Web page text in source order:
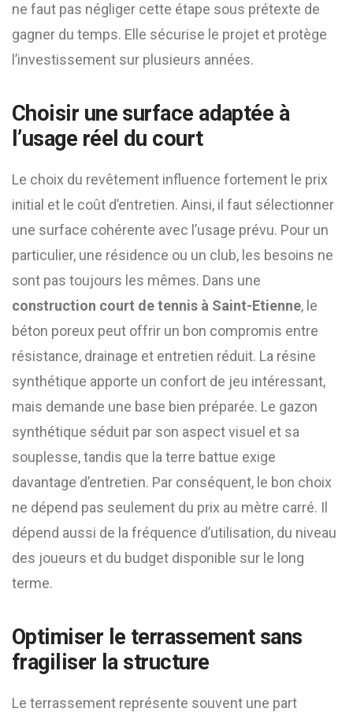
ne faut pas négliger cette étape sous prétexte de
gagner du temps. Elle sécurise le projet et protège
l’investissement sur plusieurs années.
Choisir une surface adaptée à
l’usage réel du court
Le choix du revêtement influence fortement le prix
initial et le coût d’entretien. Ainsi, il faut sélectionner
une surface cohérente avec l’usage prévu. Pour un
particulier, une résidence ou un club, les besoins ne
sont pas toujours les mêmes. Dans une
construction court de tennis à Saint-Etienne, le
béton poreux peut offrir un bon compromis entre
résistance, drainage et entretien réduit. La résine
synthétique apporte un confort de jeu intéressant,
mais demande une base bien préparée. Le gazon
synthétique séduit par son aspect visuel et sa
souplesse, tandis que la terre battue exige
davantage d’entretien. Par conséquent, le bon choix
ne dépend pas seulement du prix au mètre carré. Il
dépend aussi de la fréquence d’utilisation, du niveau
des joueurs et du budget disponible sur le long
terme.
Optimiser le terrassement sans
fragiliser la structure
Le terrassement représente souvent une part